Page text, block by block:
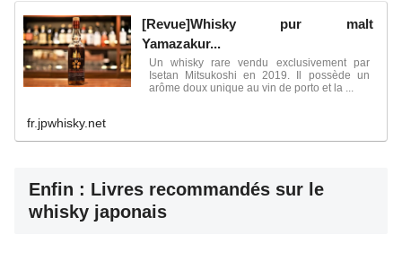
[Revue]Whisky pur malt
Yamazakur...
Un whisky rare vendu exclusivement par
Isetan Mitsukoshi en 2019. Il possède un
arôme doux unique au vin de porto et la ...
fr.jpwhisky.net
Enfin : Livres recommandés sur le
whisky japonais